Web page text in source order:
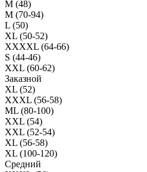
M (48)
M (70-94)
L (50)
XL (50-52)
XXXXL (64-66)
S (44-46)
XXL (60-62)
Заказной
XL (52)
XXXL (56-58)
ML (80-100)
XXL (54)
XXL (52-54)
XL (56-58)
XL (100-120)
Средний